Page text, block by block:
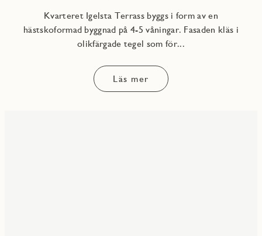
Kvarteret Igelsta Terrass byggs i form av en
hästskoformad byggnad på 4-5 våningar. Fasaden kläs i
olikfärgade tegel som för...
Läs mer